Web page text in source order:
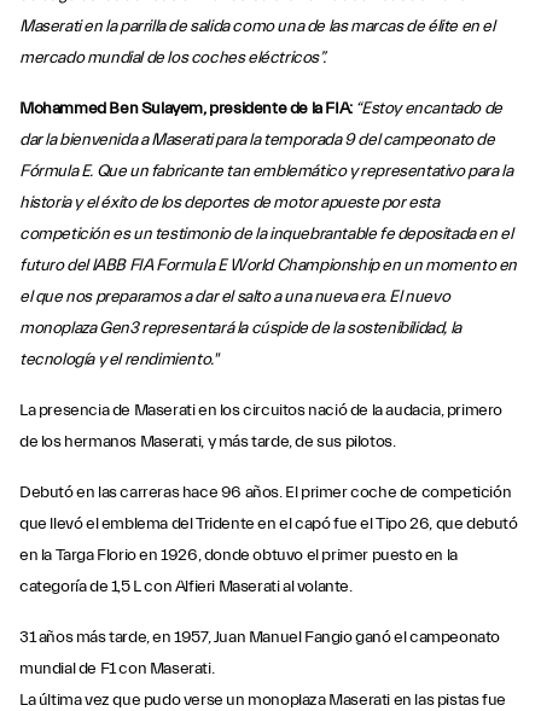
Maserati en la parrilla de salida como una de las marcas de élite en el
mercado mundial de los coches eléctricos”.
Mohammed Ben Sulayem, presidente de la FIA: “Estoy encantado de
dar la bienvenida a Maserati para la temporada 9 del campeonato de
Fórmula E. Que un fabricante tan emblemático y representativo para la
historia y el éxito de los deportes de motor apueste por esta
competición es un testimonio de la inquebrantable fe depositada en el
futuro del lABB FIA Formula E World Championship en un momento en
el que nos preparamos a dar el salto a una nueva era. El nuevo
monoplaza Gen3 representará la cúspide de la sostenibilidad, la
tecnología y el rendimiento."
La presencia de Maserati en los circuitos nació de la audacia, primero
de los hermanos Maserati, y más tarde, de sus pilotos.
Debutó en las carreras hace 96 años. El primer coche de competición
que llevó el emblema del Tridente en el capó fue el Tipo 26, que debutó
en la Targa Florio en 1926, donde obtuvo el primer puesto en la
categoría de 1,5 L con Alfieri Maserati al volante.
31 años más tarde, en 1957, Juan Manuel Fangio ganó el campeonato
mundial de F1 con Maserati.
La última vez que pudo verse un monoplaza Maserati en las pistas fue